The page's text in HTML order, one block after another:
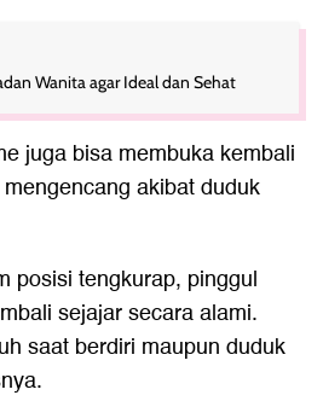
Wanita agar Ideal dan Sehat
juga bisa membuka kembali
akibat duduk
posisi tengkurap, pinggul
sejajar secara alami.
saat berdiri maupun duduk